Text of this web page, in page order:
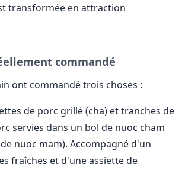
transformée en attraction
commandé
ont commandé trois choses :
de porc grillé (cha) et tranches de
servies dans un bol de nuoc cham
nuoc mam). Accompagné d'un
fraîches et d'une assiette de